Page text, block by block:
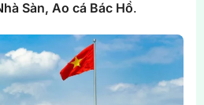
Sàn, Ao cá Bác Hồ.